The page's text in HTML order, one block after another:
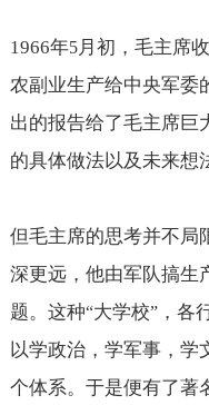
1966年5月初，毛主席
农副业生产给中央军委
出的报告给了毛主席巨
的具体做法以及未来想
但毛主席的思考并不局
深更远，他由军队搞生
题。这种“大学校”，各
以学政治，学军事，学
个体系。于是便有了著